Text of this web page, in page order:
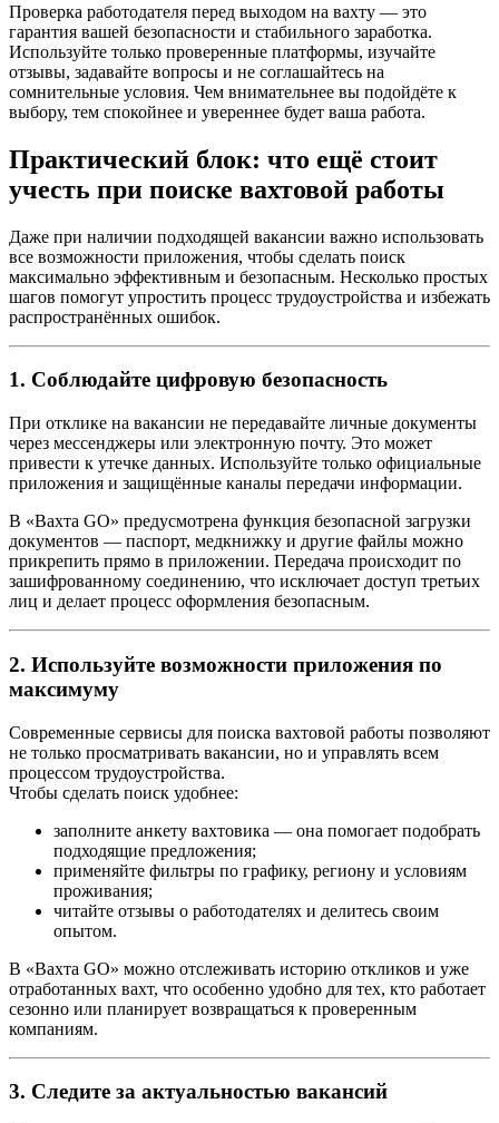
Проверка работодателя перед выходом на вахту — это
гарантия вашей безопасности и стабильного заработка.
Используйте только проверенные платформы, изучайте
отзывы, задавайте вопросы и не соглашайтесь на
сомнительные условия. Чем внимательнее вы подойдёте к
выбору, тем спокойнее и увереннее будет ваша работа.
Практический блок: что ещё стоит
учесть при поиске вахтовой работы
Даже при наличии подходящей вакансии важно использовать
все возможности приложения, чтобы сделать поиск
максимально эффективным и безопасным. Несколько простых
шагов помогут упростить процесс трудоустройства и избежать
распространённых ошибок.
1. Соблюдайте цифровую безопасность
При отклике на вакансии не передавайте личные документы
через мессенджеры или электронную почту. Это может
привести к утечке данных. Используйте только официальные
приложения и защищённые каналы передачи информации.
В «Вахта GO» предусмотрена функция безопасной загрузки
документов — паспорт, медкнижку и другие файлы можно
прикрепить прямо в приложении. Передача происходит по
зашифрованному соединению, что исключает доступ третьих
лиц и делает процесс оформления безопасным.
2. Используйте возможности приложения по
максимуму
Современные сервисы для поиска вахтовой работы позволяют
не только просматривать вакансии, но и управлять всем
процессом трудоустройства.
Чтобы сделать поиск удобнее:
заполните анкету вахтовика — она помогает подобрать
подходящие предложения;
применяйте фильтры по графику, региону и условиям
проживания;
читайте отзывы о работодателях и делитесь своим
опытом.
В «Вахта GO» можно отслеживать историю откликов и уже
отработанных вахт, что особенно удобно для тех, кто работает
сезонно или планирует возвращаться к проверенным
компаниям.
3. Следите за актуальностью вакансий